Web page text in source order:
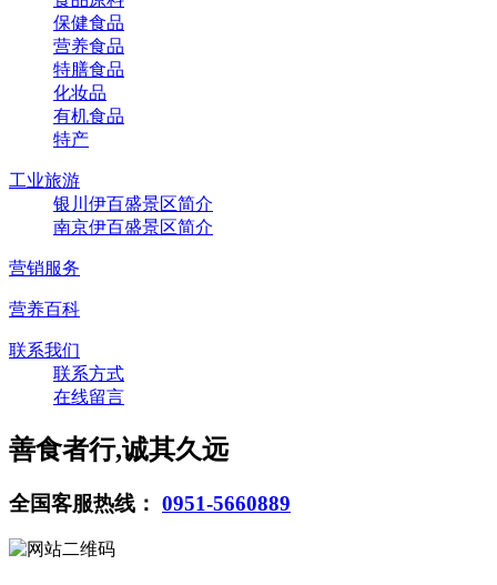
保健食品
营养食品
特膳食品
化妆品
有机食品
特产
工业旅游
银川伊百盛景区简介
南京伊百盛景区简介
营销服务
营养百科
联系我们
联系方式
在线留言
善食者行,诚其久远
全国客服热线： 0951-5660889